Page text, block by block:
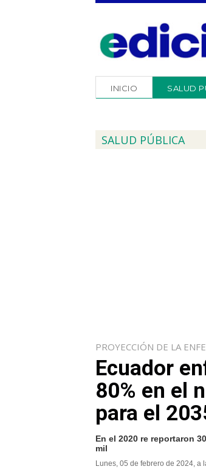
INICIO SALUD
SALUD PÚBLICA
PROYECCIÓN DE LA
Ecuador
80% en el
para el
En el 2020 re reportaron
mil
Lunes, 05 de febrero de 2024, a